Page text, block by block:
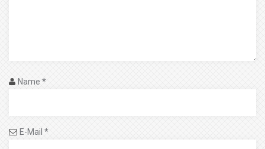
Name *
E-Mail *